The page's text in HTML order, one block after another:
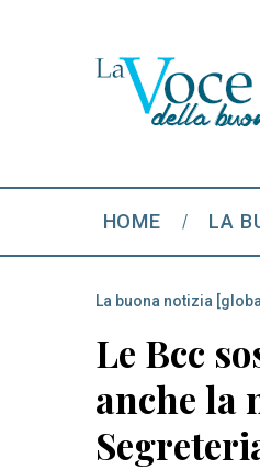
HOME LA
La buona notizia
Le Bcc
anche la